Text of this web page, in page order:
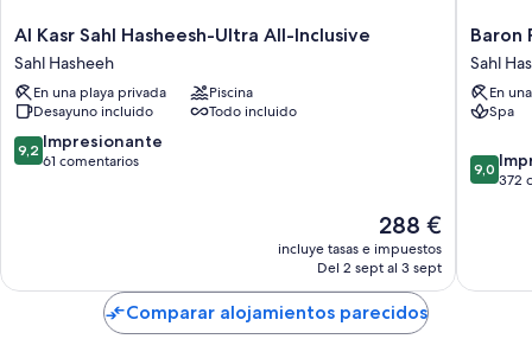
Al
Kasr
Sahl
Hasheesh-
Ultra
All-
Inclusive
Al Kasr Sahl Hasheesh-Ultra All-Inclusive
Sahl Hasheeh
En una playa privada
Piscina
Desayuno incluido
Todo incluido
9.2
sobre
9,2 Impresionante
61 comentarios
El
precio
actual
de
288 €
288 €
incluye tasas e impuestos
Del 2 sept al 3 sept
Baron
Palace
Sahl
Sahl
Baron
Sahl
En
Spa
9.0
sobre
9,0
372
Comparar alojamientos parecidos